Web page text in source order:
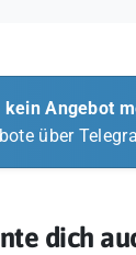
kein Angebot
über
dich